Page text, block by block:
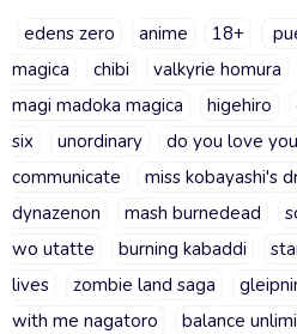
edens zero anime 18+
magica
chibi valkyrie homura
magi madoka magica
higehiro
six
unordinary do you love
communicate
miss kobayashi's
dynazenon
mash burnedead
wo utatte
burning kabaddi
lives
zombie land saga
with me nagatoro
balance